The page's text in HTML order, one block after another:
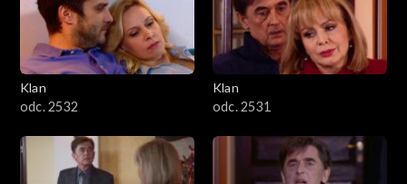
Klan
odc. 2532
Klan
odc. 2531